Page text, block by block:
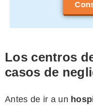
Los centros
casos de
Antes de ir a un